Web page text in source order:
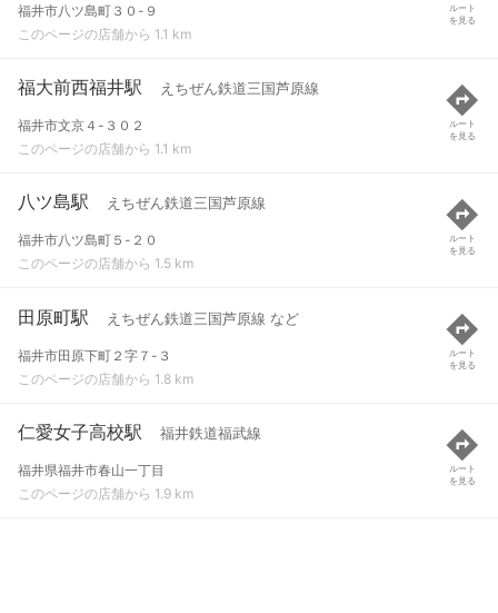
福井市八ツ島町３０-９
このページの店舗から 1.1 km
ルート
を見る
福大前西福井駅 えちぜん鉄道三国芦原線
福井市文京４-３０２
このページの店舗から 1.1 km
ルート
を見る
八ツ島駅 えちぜん鉄道三国芦原線
福井市八ツ島町５-２０
このページの店舗から 1.5 km
ルート
を見る
田原町駅 えちぜん鉄道三国芦原線 など
福井市田原下町２字７-３
このページの店舗から 1.8 km
ルート
を見る
仁愛女子高校駅 福井鉄道福武線
福井県福井市春山一丁目
このページの店舗から 1.9 km
ルート
を見る